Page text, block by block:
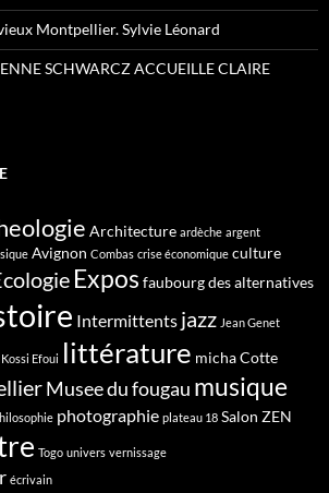
Montpellier. Sylvie Léonard
SCHWARCZ ACCUEILLE CLAIRE
Architecture ardèche argent
Avignon Combas crise économique culture
Expos faubourg des alternatives
Intermittents jazz Jean Genet
Kossi Efoui littérature micha Cotte
Musee du fougau musique
photographie plateau 18 Salon ZEN
Togo univers vernissage
écrivain